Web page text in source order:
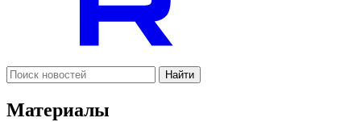
Найти
Материалы